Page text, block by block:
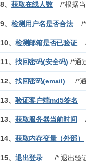
8、 获取在线人数 /*根据当
9、 检测用户名是否合法 /*
10、 检测邮箱是否已验证 /
11、 找回密码(安全码) /*通
12、 找回密码(email) /*通
13、 验证客户端md5签名 /
13、 获取服务器当前时间 /
14、 获取内存变量（外部）
15、 退出登录 /* 退出验证